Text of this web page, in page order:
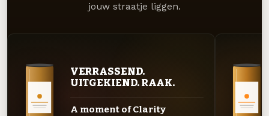
jouw straatje liggen.
VERRASSEND.
UITGEKIEND. RAAK.
A moment of Clarity